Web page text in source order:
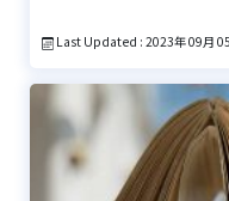
Last Updated : 2023年 09月